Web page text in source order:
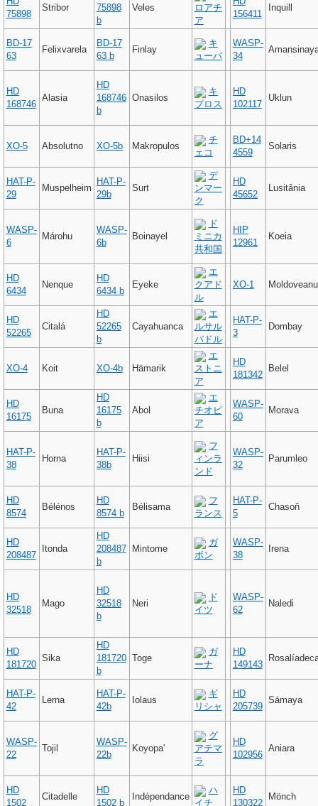
75898
Stribor
75898
b
Veles
ロアチ
ア
156411
Inquill
BD-17
63
Felixvarela
BD-17
63 b
Finlay
キ
ューバ
WASP-
34
HD
168746
Alasia
HD
168746
b
Onasilos
キ
プロス
HD
102117
Uklun
XO-5 Absolutno XO-5b Makropulos
チ
ェコ
BD+14
4559
Solaris
HAT-P-
29
Muspelheim
HAT-P-
29b
Surt
デ
ンマー
ク
HD
45652
Lusitânia
WASP-
6
Márohu
WASP-
6b
Boinayel
ド
ミニカ
共和国
HIP
12961
Koeia
HD
6434
Nenque
HD
6434 b
Eyeke
エ
クアド
ル
XO-1 Moldoveanu
HD
52265
Citalá
HD
52265
b
Cayahuanca
エ
ルサル
バドル
HAT-P-
3
Dombay
XO-4 Koit XO-4b Hämarik
エ
ストニ
ア
HD
181342
Belel
HD
16175
Buna
HD
16175
b
Abol
エ
チオピ
ア
WASP-
60
Morava
HAT-P-
38
Horna
HAT-P-
38b
Hiisi
フ
ィンラ
ンド
WASP-
32
Parumleo
HD
8574
Bélénos
HD
8574 b
Bélisama
フ
ランス
HAT-P-
5
Chasoň
HD
208487
Itonda
HD
208487
b
Mintome
ガ
ボン
WASP-
38
Irena
HD
32518
Mago
HD
32518
b
Neri
ド
イツ
WASP-
62
Naledi
HD
181720
Sika
HD
181720
b
Toge
ガ
ーナ
HD
149143
HAT-P-
42
Lerna
HAT-P-
42b
Iolaus
ギ
リシャ
HD
205739
Sāmaya
WASP-
22
Tojil
WASP-
22b
Koyopa'
グ
アテマ
ラ
HD
102956
Aniara
HD
1502
Citadelle
HD
1502 b
Indépendance
ハ
イチ
HD
130322
Mönch